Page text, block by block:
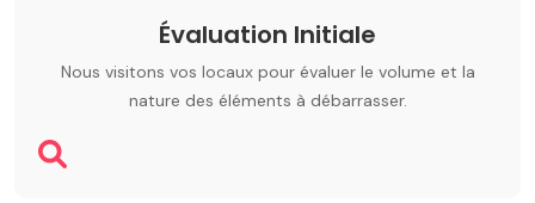
Évaluation Initiale
Nous visitons vos locaux pour évaluer le volume et la
nature des éléments à débarrasser.